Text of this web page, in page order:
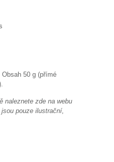
50 g (přímé
naleznete zde na webu
pouze ilustrační,